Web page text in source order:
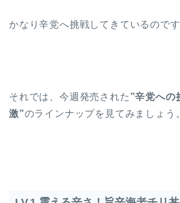
かなり辛党へ挑戦してきているので
それでは、今週発売された ”辛党への
激”のラインナップを見てみましょう。